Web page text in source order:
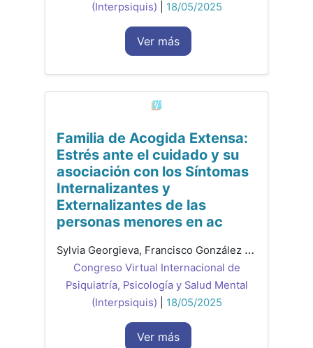
(Interpsiquis) 18/05/2025
Ver más
Familia de Acogida Extensa:
Estrés ante el cuidado y su
asociación con los Síntomas
Internalizantes y
Externalizantes de las
personas menores en ac
Sylvia Georgieva, Francisco González Sala, Laura Lacomba-Trejo
Congreso Virtual Internacional de
Psiquiatría, Psicología y Salud Mental
(Interpsiquis)
18/05/2025
Ver más